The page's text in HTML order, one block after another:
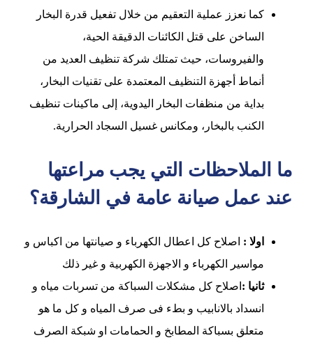
كما نعزز عملية التعقيم من خلال تفعيل قدرة البخار
الساخن على قتل الكائنات الدقيقة الحية،
والفيروسات، حيث تمتلك شركة تنظيف العديد من
أنماط أجهزة التنظيف المعتمدة على تقنيات البخار،
بداية من منظفات البخار اليدوية، إلى ماكينات تنظيف
الكنب بالبخار، ومكانس غسيل السجاد الحرارية.
ما الملاحظات التي يجب مراعتها
عند عمل صيانة عامة في الشارقة؟
اولا : اصلاح كل اعطال الكهرباء و صيانتها من اكباس و
مواسير الكهرباء و الاجهزة الكهربية و غير ذلك
ثانيا : اصلاح كل مشكلات السباكة من تسربات مياه و
انسداد بالانابيب و بطء فى صرف المياه و كل ما هو
متعلق بسباكة المطابخ و الحمامات او شبكة الصرف